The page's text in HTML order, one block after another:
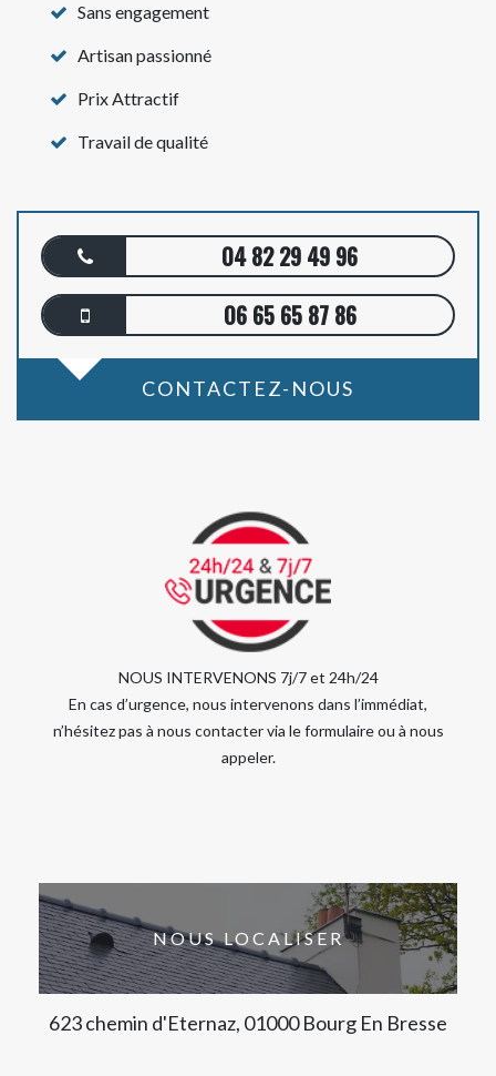
Sans engagement
Artisan passionné
Prix Attractif
Travail de qualité
04 82 29 49 96
06 65 65 87 86
CONTACTEZ-NOUS
NOUS INTERVENONS 7j/7 et 24h/24
En cas d’urgence, nous intervenons dans l’immédiat,
n’hésitez pas à nous contacter via le formulaire ou à nous
appeler.
NOUS LOCALISER
623 chemin d'Eternaz, 01000 Bourg En Bresse